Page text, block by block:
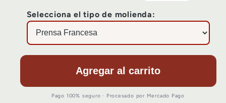
Selecciona el tipo de molienda:
Agregar al carrito
Pago 100% seguro · Procesado por Mercado Pago